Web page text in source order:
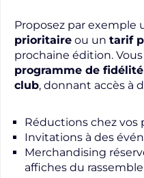
Proposez par exemple
prioritaire ou un tarif
prochaine édition.
programme de fidélité
club, donnant accès à
Réductions chez vos
Invitations à des
Merchandising
affiches du